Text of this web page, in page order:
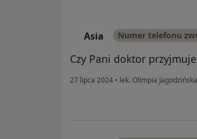
Asia Numer telefonu
Czy Pani doktor
27 lipca 2024 • lek. Olimpia Jagodzińska